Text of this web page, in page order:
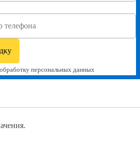
персональных данных